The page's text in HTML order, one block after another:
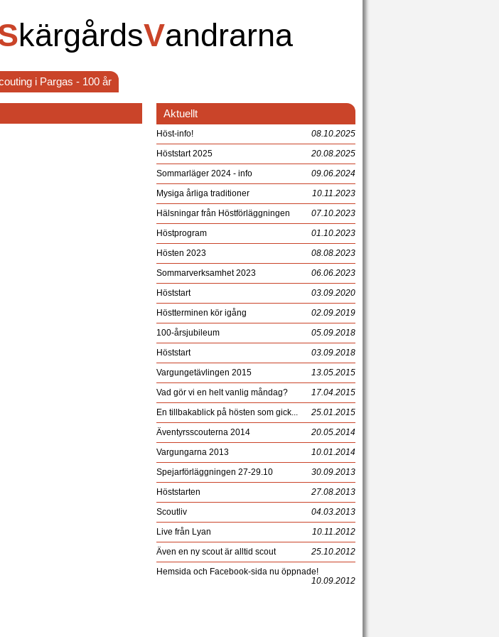
kärgårdsVandrarna
i Pargas - 100 år
Aktuellt
Höst-info!
08.10.2025
Höststart 2025
20.08.2025
Sommarläger 2024 - info
09.06.2024
Mysiga årliga traditioner
10.11.2023
Hälsningar från Höstförläggningen
07.10.2023
Höstprogram
01.10.2023
Hösten 2023
08.08.2023
Sommarverksamhet 2023
06.06.2023
Höststart
03.09.2020
Höstterminen kör igång
02.09.2019
100-årsjubileum
05.09.2018
Höststart
03.09.2018
Vargungetävlingen 2015
13.05.2015
Vad gör vi en helt vanlig måndag?
17.04.2015
En tillbakablick på hösten som gick...
25.01.2015
Äventyrsscouterna 2014
20.05.2014
Vargungarna 2013
10.01.2014
Spejarförläggningen 27-29.10
30.09.2013
Höststarten
27.08.2013
Scoutliv
04.03.2013
Live från Lyan
10.11.2012
Även en ny scout är alltid scout
25.10.2012
Hemsida och Facebook-sida nu öppnade!
10.09.2012